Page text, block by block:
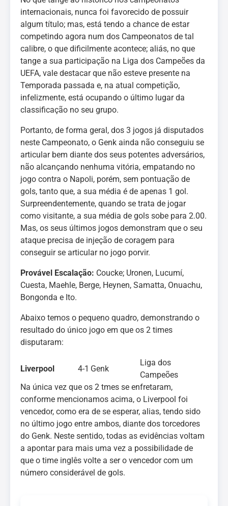
internacionais, nunca foi favorecido de possuir
algum título; mas, está tendo a chance de estar
competindo agora num dos Campeonatos de tal
calibre, o que dificilmente acontece; aliás, no que
tange a sua participação na Liga dos Campeões da
UEFA, vale destacar que não esteve presente na
Temporada passada e, na atual competição,
infelizmente, está ocupando o último lugar da
classificação no seu grupo.
Portanto, de forma geral, dos 3 jogos já disputados
neste Campeonato, o Genk ainda não conseguiu se
articular bem diante dos seus potentes adversários,
não alcançando nenhuma vitória, empatando no
jogo contra o Napoli, porém, sem pontuação de
gols, tanto que, a sua média é de apenas 1 gol.
Surpreendentemente, quando se trata de jogar
como visitante, a sua média de gols sobe para 2.00.
Mas, os seus últimos jogos demonstram que o seu
ataque precisa de injeção de coragem para
conseguir se articular no jogo porvir.
Provável Escalação: Coucke; Uronen, Lucumí,
Cuesta, Maehle, Berge, Heynen, Samatta, Onuachu,
Bongonda e Ito.
Abaixo temos o pequeno quadro, demonstrando o
resultado do único jogo em que os 2 times
disputaram:
Liverpool 4-1 Genk
Liga dos
Campeões
Na única vez que os 2 tmes se enfretaram,
conforme mencionamos acima, o Liverpool foi
vencedor, como era de se esperar, alias, tendo sido
no último jogo entre ambos, diante dos torcedores
do Genk. Neste sentido, todas as evidências voltam
a apontar para mais uma vez a possibilidade de
que o time inglês volte a ser o vencedor com um
número considerável de gols.